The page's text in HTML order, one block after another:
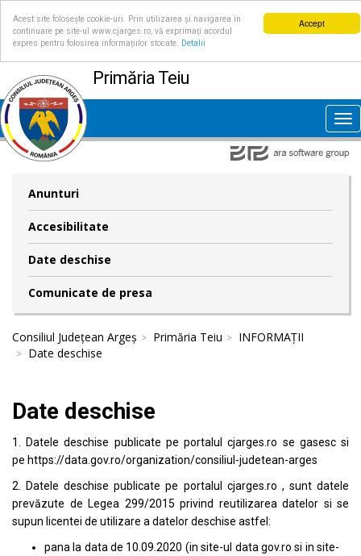
Accept
Acest site folosește cookie-uri. Prin utilizarea și navigarea în
continuare pe site-ul www.cjarges.ro, vă exprimați acordul
expres pentru folosirea informațiilor stocate.
Detalii
Primăria Teiu
Anunturi
Accesibilitate
Date deschise
Comunicate de presa
Consiliul Județean Argeș Primăria Teiu
INFORMAȚII
Date deschise
Date deschise
1. Datele deschise publicate pe portalulcjarges.ro se gasesc si
pe https://data.gov.ro/organization/consiliul-judetean-arges
2. Datele deschise publicate pe portalul cjarges.ro , sunt datele
prevăzute de Legea 299/2015 privind reutilizarea datelor si se
supun licentei de utilizare a datelor deschise astfel:
pana la data de 10.09.2020 (in site-ul data gov.ro si in site-